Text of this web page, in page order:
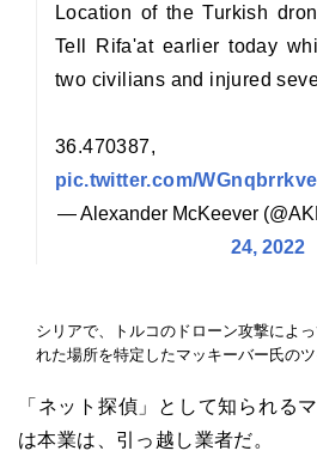
Location of the Turkish
Tell Rifa'at earlier today
two civilians and injured
36.470387,
pic.twitter.com/WGnqbrrkve
— Alexander McKeever
24, 2022
シリアで、トルコのドローン攻撃によ
れた場所を特定したマッキーバー氏のツ
「ネット探偵」として知られる
は本業は、引っ越し業者だ。